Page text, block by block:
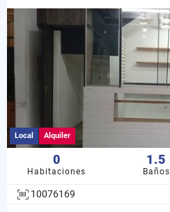
Local Alquiler
0
Habitaciones
1.5
Baños
10076169